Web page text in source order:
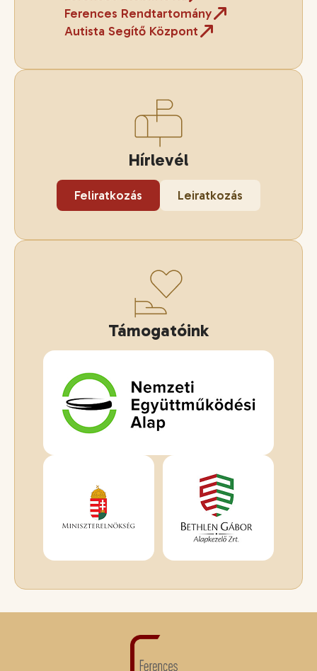
Ferences Rendtartomány
Autista Segítő Központ
Hírlevél
Feliratkozás Leiratkozás
Támogatóink